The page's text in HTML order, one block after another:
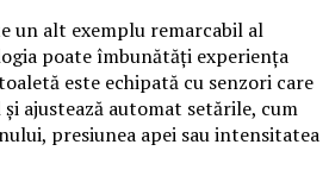
un alt exemplu remarcabil al
poate îmbunătăți experiența
este echipată cu senzori care
ajustează automat setările, cum
presiunea apei sau intensitatea